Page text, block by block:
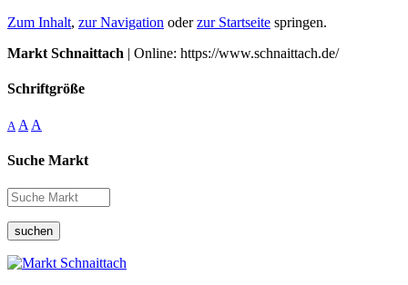
Zum Inhalt, zur Navigation oderzur Startseite springen.
Markt Schnaittach | Online: https://www.schnaittach.de/
Schriftgröße
A A A
Suche Markt
suchen